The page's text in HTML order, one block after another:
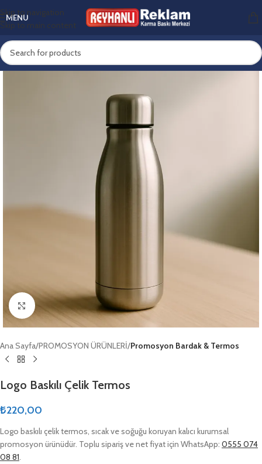
Skip to navigation
Skip to main content
MENU
Click to enlarge
Ana Sayfa PROMOSYON ÜRÜNLERİ Promosyon Bardak & Termos
Logo Baskılı Çelik Termos
₺220,00
Logo baskılı çelik termos, sıcak ve soğuğu koruyan kalıcı kurumsal
promosyon ürünüdür. Toplu sipariş ve net fiyat için WhatsApp: 0555 074
08 81.